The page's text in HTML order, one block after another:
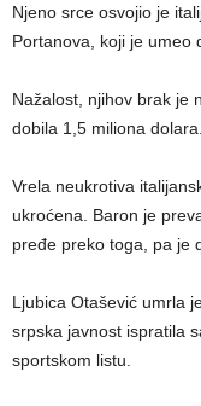
Njeno srce osvojio je
Portanova, koji je umeo
Nažalost, njihov brak je
dobila 1,5 miliona dolara.
Vrela neukrotiva
ukroćena. Baron je
pređe preko toga, pa je
Ljubica Otašević umrla
srpska javnost ispratila
sportskom listu.